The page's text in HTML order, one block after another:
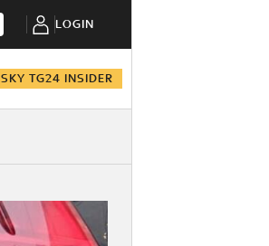
LOGIN
SKY TG24 INSIDER